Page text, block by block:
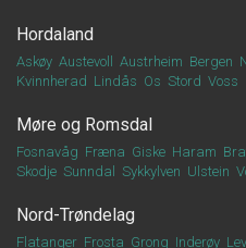
Hordaland
Askøy Austevoll Austrheim Bergen
Kvinnherad Lindås Os Stord Voss
Møre og Romsdal
Fosnavåg Fræna Giske Haram
Skodje Sunndal Sykkylven Ulstein
Nord-Trøndelag
Flatanger Frosta Grong Inderøy